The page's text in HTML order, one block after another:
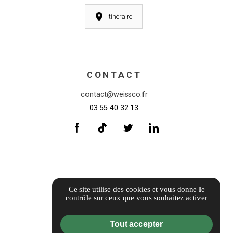
Itinéraire
CONTACT
contact@weissco.fr
03 55 40 32 13
Informations complémentaires
Mentions légales
Politique de confidentialité
Ce site utilise des cookies et vous donne le
contrôle sur ceux que vous souhaitez activer
Tout accepter